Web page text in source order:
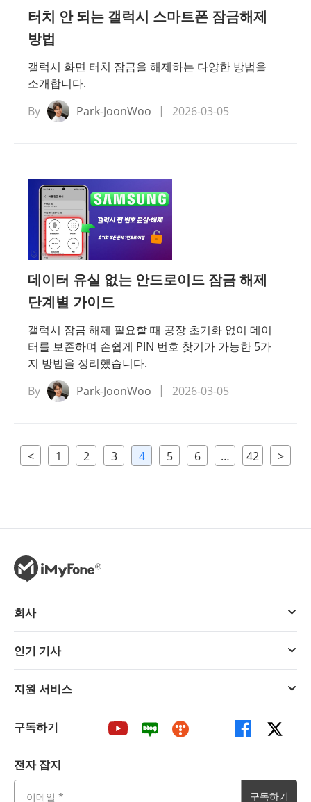
터치 안 되는 갤럭시 스마트폰 잠금해제
방법
갤럭시 화면 터치 잠금을 해제하는 다양한 방법을
소개합니다.
By
Park-JoonWoo 2026-03-05
데이터 유실 없는 안드로이드 잠금 해제
단계별 가이드
갤럭시 잠금 해제 필요할 때 공장 초기화 없이 데이
터를 보존하며 손쉽게 PIN 번호 찾기가 가능한 5가
지 방법을 정리했습니다.
By
Park-JoonWoo 2026-03-05
< 1 2 3 4 5 6 … 42 >
회사
인기 기사
지원 서비스
구독하기
전자 잡지
구독하기